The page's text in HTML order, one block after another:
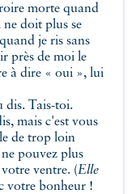
morte quand
ne doit plus se
je ris sans
près de moi le
à dire « oui », lui
dis. Tais-toi.
mais c'est vous
de trop loin
pouvez plus
votre ventre. (Elle
votre bonheur !